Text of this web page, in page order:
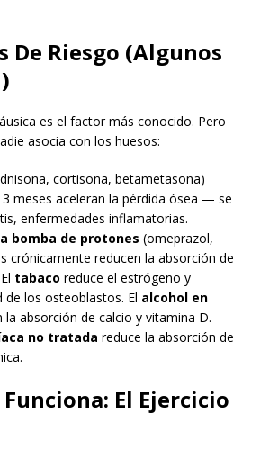
De Riesgo (Algunos
es el factor más conocido. Pero
asocia con los huesos:
cortisona, betametasona)
meses aceleran la pérdida ósea — se
enfermedades inflamatorias.
bomba de protones (omeprazol,
crónicamente reducen la absorción de
tabaco reduce el estrógeno y
de los osteoblastos. El alcohol en
la absorción de calcio y vitamina D.
no tratada reduce la absorción de
Funciona: El Ejercicio